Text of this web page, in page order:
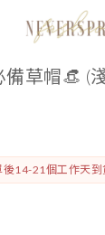
備草帽👒 (
14-21個工作天